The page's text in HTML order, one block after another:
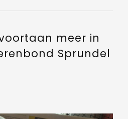
meer in
Sprundel